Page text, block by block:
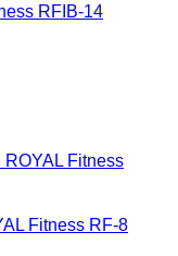
RFIB-14
Fitness RF-8